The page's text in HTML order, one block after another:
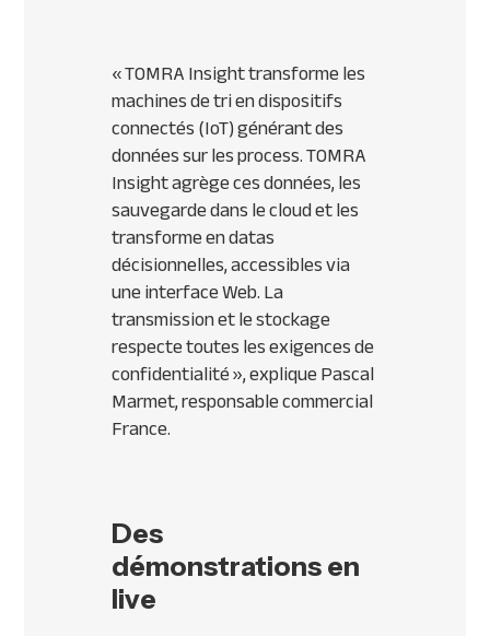
«TOMRA Insight transforme les
machines de tri en dispositifs
connectés (IoT) générant des
données sur les process. TOMRA
Insight agrège ces données, les
sauvegarde dans le cloud et les
transforme en datas
décisionnelles, accessibles via
une interface Web. La
transmission et le stockage
respecte toutes les exigences de
confidentialité», explique Pascal
Marmet, responsable commercial
France.
Des
démonstrations en
live